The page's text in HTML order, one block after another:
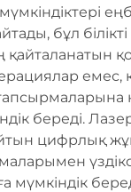
бұл білікті
емес,
береді.
цифрлық
мүмкіндік